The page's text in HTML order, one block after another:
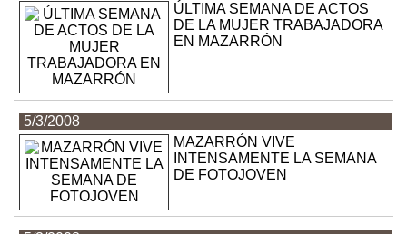
ÚLTIMA SEMANA DE ACTOS
DE LA MUJER TRABAJADORA
EN MAZARRÓN
5/3/2008
MAZARRÓN VIVE
INTENSAMENTE LA SEMANA
DE FOTOJOVEN